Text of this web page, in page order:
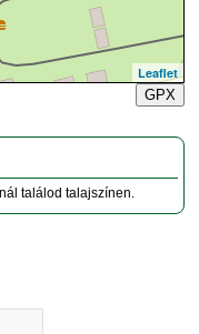
Leaflet
GPX
találod talajszínen.